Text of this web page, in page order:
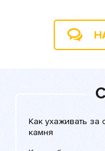
Как ухаживать за
камня